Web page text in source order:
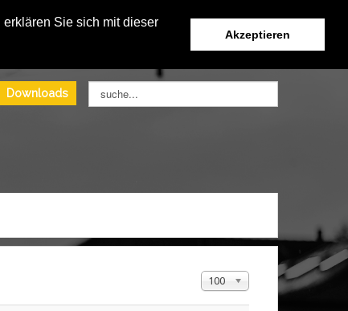
Sie sich mit dieser
Akzeptieren
Downloads
Suchen
...
Anzeige #
100